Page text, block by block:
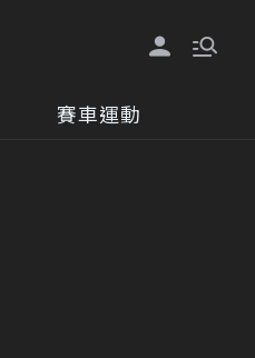
賽車運動